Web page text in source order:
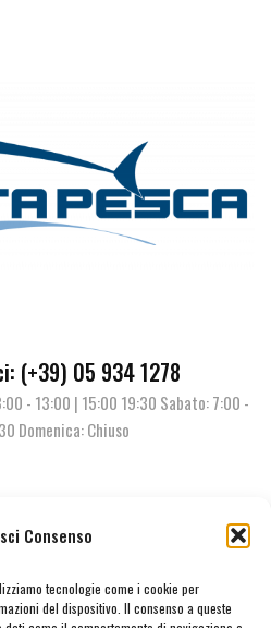
Consenso
tecnologie come i cookie per
del dispositivo. Il consenso a queste
(+39) 05 934 1278
- 13:00 | 15:00 19:30 Sabato: 7:00 -
Domenica: Chiuso